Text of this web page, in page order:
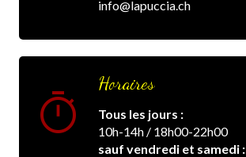
info@lapuccia.ch
timer
Horaires
Tous les jours :
10h-14h / 18h00-22h00
sauf vendredi et samedi :